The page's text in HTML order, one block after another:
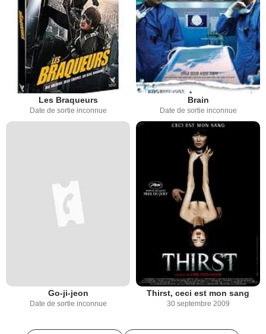
Les Braqueurs
Date de sortie inconnue
Brain
Date de sortie inconnue
Go-ji-jeon
Date de sortie inconnue
Thirst, ceci est mon sang
30 septembre 2009